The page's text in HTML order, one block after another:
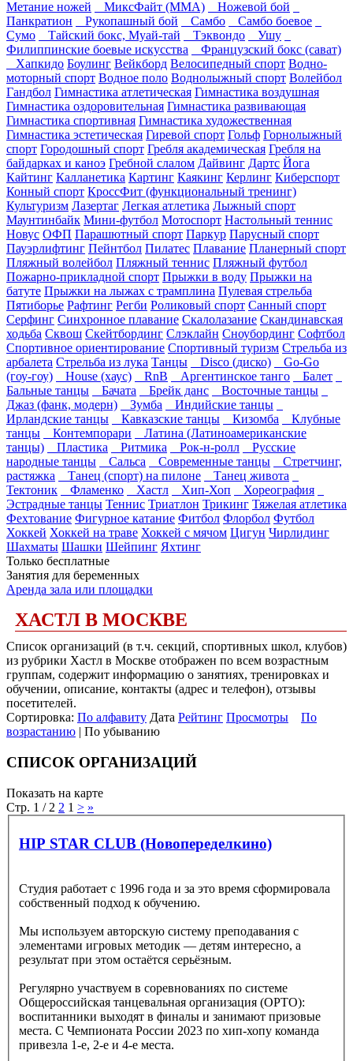
Метание ножей
МиксФайт (ММА)
Ножевой бой
Панкратион
Рукопашный бой Самбо
Самбо боевое
Сумо
Тайский бокс, Муай-тай Тэквондо
Ушу
Филиппинские боевые искусства
Французский бокс (сават)
Хапкидо Боулинг Вейкборд Велосипедный спорт Водно-
моторный спорт Водное поло Воднолыжный спорт Волейбол
Гандбол Гимнастика атлетическая Гимнастика воздушная
Гимнастика оздоровительная Гимнастика развивающая
Гимнастика спортивная Гимнастика художественная
Гимнастика эстетическая Гиревой спорт Гольф Горнолыжный
спорт Городошный спорт Гребля академическая Гребля на
байдарках и каноэ Гребной слалом Дайвинг Дартс Йога
Кайтинг Калланетика Картинг Каякинг Керлинг Киберспорт
Конный спорт КроссФит (функциональный тренинг)
Культуризм Лазертаг Легкая атлетика Лыжный спорт
Маунтинбайк Мини-футбол Мотоспорт Настольный теннис
Новус ОФП Парашютный спорт Паркур Парусный спорт
Пауэрлифтинг Пейнтбол Пилатес Плавание Планерный спорт
Пляжный волейбол Пляжный теннис Пляжный футбол
Пожарно-прикладной спорт Прыжки в воду Прыжки на
батуте Прыжки на лыжах с трамплина Пулевая стрельба
Пятиборье Рафтинг Регби Роликовый спорт Санный спорт
Серфинг Синхронное плавание Скалолазание Скандинавская
ходьба Сквош Скейтбординг Слэклайн Сноубординг Софтбол
Спортивное ориентирование Спортивный туризм Стрельба из
арбалета Стрельба из лука Танцы Disco (диско)
Go-Go
(гоу-гоу)
House (хаус) RnB Аргентинское танго
Балет
Бальные танцы
Бачата Брейк данс
Восточные танцы
Джаз (фанк, модерн)
Зумба
Индийские танцы
Ирландские танцы
Кавказские танцы Кизомба
Клубные
танцы
Контемпорари
Латина (Латиноамериканские
танцы)
Пластика Ритмика Рок-н-ролл
Русские
народные танцы
Сальса Современные танцы
Стретчинг,
растяжка
Танец (спорт) на пилоне
Танец живота
Тектоник
Фламенко Хастл Хип-Хоп
Хореография
Эстрадные танцы Теннис Триатлон Трикинг Тяжелая атлетика
Фехтование Фигурное катание Фитбол Флорбол Футбол
Хоккей Хоккей на траве Хоккей с мячом Цигун Чирлидинг
Шахматы Шашки Шейпинг Яхтинг
Только бесплатные
Занятия для беременных
Аренда зала или площадки
ХАСТЛ В МОСКВЕ
Список организаций (в т.ч. секций, спортивных школ, клубов)
из рубрики Хастл в Москве отображен по всем возрастным
группам, содержит информацию о занятиях, тренировках и
обучении, описание, контакты (адрес и телефон), отзывы
посетителей.
Сортировка: По алфавиту Дата Рейтинг Просмотры
По
возрастанию | По убыванию
СПИСОК ОРГАНИЗАЦИЙ
Показать на карте
Стр. 1 / 2 2 1 > »
HIP STAR CLUB (Новопеределкино)
Студия работает с 1996 года и за это время сформировала
собственный подход к обучению.
Мы используем авторскую систему преподавания с
элементами игровых методик — детям интересно, а
результат при этом остаётся серьёзным.
Регулярно участвуем в соревнованиях по системе
Общероссийская танцевальная организация (ОРТО):
воспитанники выходят в финалы и занимают призовые
места. С Чемпионата России 2023 по хип-хопу команда
привезла 1-е, 2-е и 4-е места.